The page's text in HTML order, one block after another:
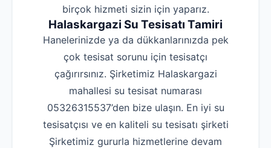
birçok hizmeti sizin için yaparız.
Halaskargazi Su Tesisatı Tamiri
Hanelerinizde ya da dükkanlarınızda pek
çok tesisat sorunu için tesisatçı
çağırırsınız. Şirketimiz Halaskargazi
mahallesi su tesisat numarası
05326315537’den bize ulaşın. En iyi su
tesisatçısı ve en kaliteli su tesisatı şirketi
Şirketimiz gururla hizmetlerine devam